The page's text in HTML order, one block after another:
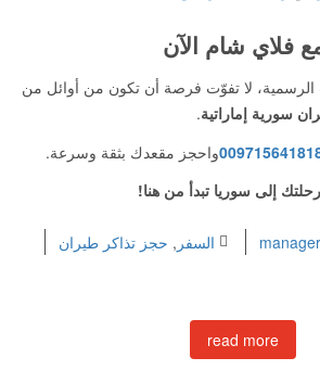
فلاي شام الآن
الرسمية، لا تفوّت فرصة أن تكون من أوائل من
سورية إماراتية.
واحجز مقعدك بثقة وسرعة.
إلى سوريا تبدأ من هنا!
manager السفر , حجز تذاكر طيران
read more